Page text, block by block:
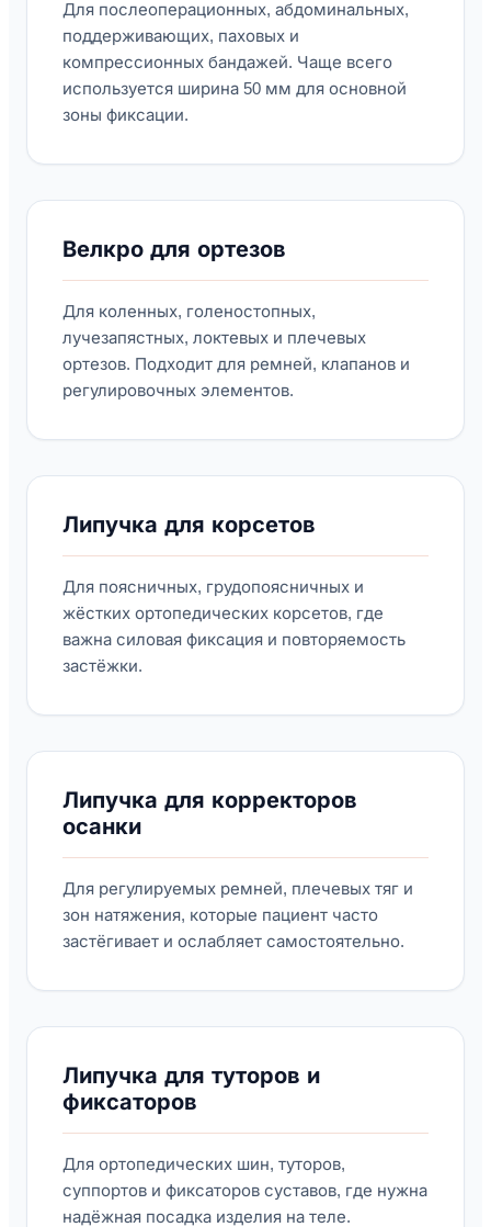
Для послеоперационных, абдоминальных,
поддерживающих, паховых и
компрессионных бандажей. Чаще всего
используется ширина 50 мм для основной
зоны фиксации.
Велкро для ортезов
Для коленных, голеностопных,
лучезапястных, локтевых и плечевых
ортезов. Подходит для ремней, клапанов и
регулировочных элементов.
Липучка для корсетов
Для поясничных, грудопоясничных и
жёстких ортопедических корсетов, где
важна силовая фиксация и повторяемость
застёжки.
Липучка для корректоров
осанки
Для регулируемых ремней, плечевых тяг и
зон натяжения, которые пациент часто
застёгивает и ослабляет самостоятельно.
Липучка для туторов и
фиксаторов
Для ортопедических шин, туторов,
суппортов и фиксаторов суставов, где нужна
надёжная посадка изделия на теле.